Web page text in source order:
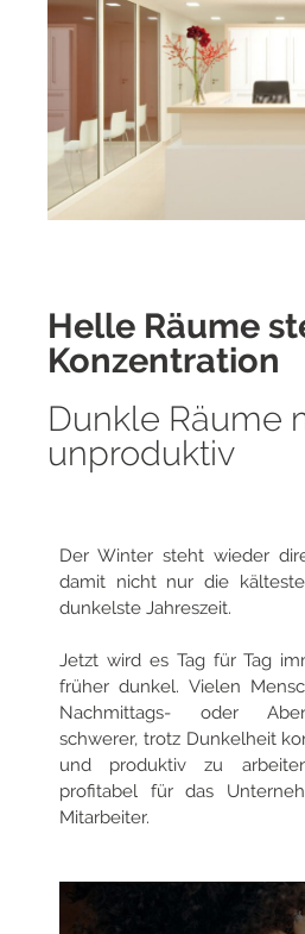
Helle Räume
Konzentration
Dunkle Räume
unproduktiv
Der Winter steht wieder
damit nicht nur die
dunkelste Jahreszeit.
Jetzt wird es Tag für Tag
früher dunkel. Vielen
Nachmittags- oder
schwerer, trotz Dunkelheit
und produktiv zu
profitabel für das
Mitarbeiter.